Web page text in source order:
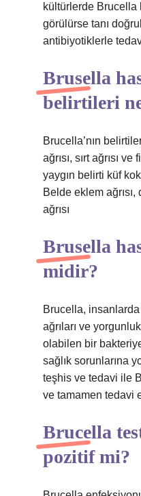
kültürlerde Brucella
görülürse tanı
antibiyotiklerle
Brusella
belirtileri
Brucella’nın
ağrısı, sırt ağrısı
yaygın belirti küf
Belde eklem ağrısı,
ağrısı
Brusella
midir?
Brucella, insanlarda
ağrıları ve
olabilen bir
sağlık sorunlarına
teşhis ve tedavi ile
ve tamamen tedavi
Brucella
pozitif mi?